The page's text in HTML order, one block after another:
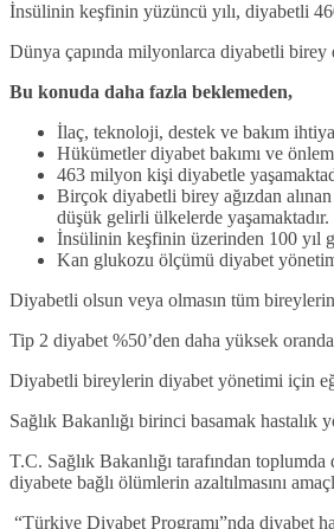
İnsülinin keşfinin yüzüncü yılı, diyabetli
Dünya çapında milyonlarca diyabetli birey
Bu konuda daha fazla beklemeden,
İlaç, teknoloji, destek ve bakım
Hükümetler diyabet bakımı ve önleme
463 milyon kişi diyabetle
Birçok diyabetli birey ağızdan
düşük gelirli ülkelerde yaşamaktadır.
İnsülinin keşfinin üzerinden 100 yıl
Kan glukozu ölçümü diyabet
Diyabetli olsun veya olmasın tüm
Tip 2 diyabet %50’den daha yüksek
Diyabetli bireylerin diyabet yönetimi için
Sağlık Bakanlığı birinci basamak hastalık
T.C. Sağlık Bakanlığı tarafından
diyabete bağlı ölümlerin azaltılmasını
“Türkiye Diyabet Programı”nda diyabet